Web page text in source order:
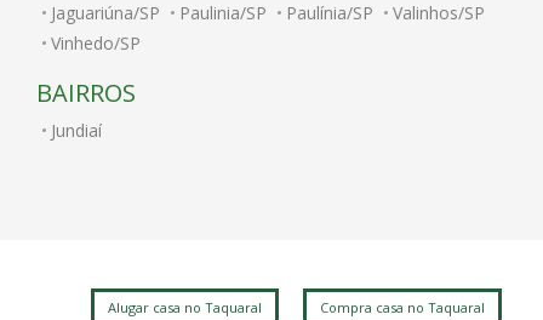
Jaguariúna/SP
Paulinia/SP Paulínia/SP
Valinhos/SP
Vinhedo/SP
BAIRROS
Jundiaí
Alugar casa no Taquaral Compra casa no Taquaral